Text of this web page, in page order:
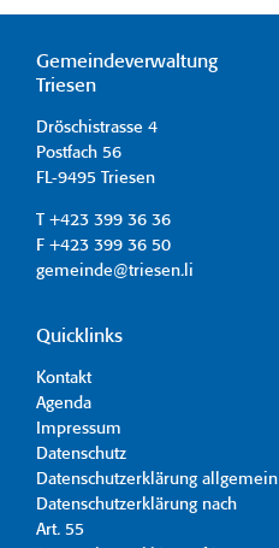
Gemeindeverwaltung
Triesen
Dröschistrasse 4
Postfach 56
FL-9495 Triesen
T +423 399 36 36
F +423 399 36 50
gemeinde@triesen.li
Quicklinks
Kontakt
Agenda
Impressum
Datenschutz
Datenschutzerklärung allgemein
Datenschutzerklärung nach
Art. 55